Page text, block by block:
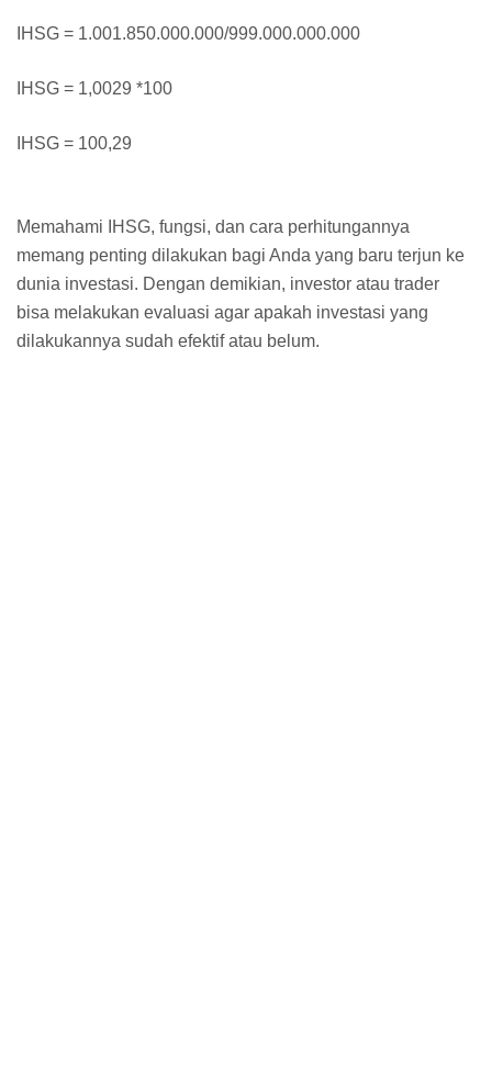
IHSG = 1.001.850.000.000/999.000.000.000
IHSG = 1,0029 *100
IHSG = 100,29
Memahami IHSG, fungsi, dan cara perhitungannya
memang penting dilakukan bagi Anda yang baru terjun ke
dunia investasi. Dengan demikian, investor atau trader
bisa melakukan evaluasi agar apakah investasi yang
dilakukannya sudah efektif atau belum.